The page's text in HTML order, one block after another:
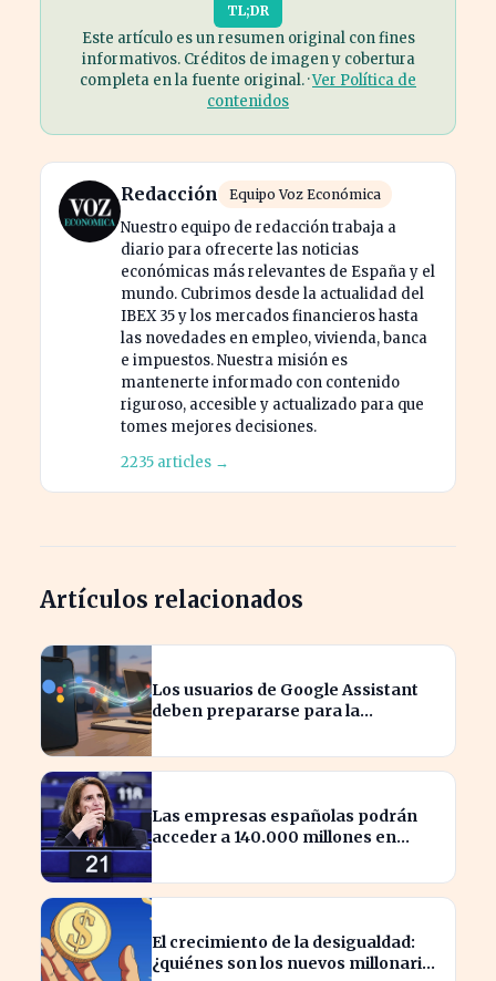
TL;DR
Este artículo es un resumen original con fines
informativos. Créditos de imagen y cobertura
completa en la fuente original. ·Ver Política de
contenidos
Redacción Equipo Voz Económica
Nuestro equipo de redacción trabaja a
diario para ofrecerte las noticias
económicas más relevantes de España y el
mundo. Cubrimos desde la actualidad del
IBEX 35 y los mercados financieros hasta
las novedades en empleo, vivienda, banca
e impuestos. Nuestra misión es
mantenerte informado con contenido
riguroso, accesible y actualizado para que
tomes mejores decisiones.
2235 articles →
Artículos relacionados
Los usuarios de Google Assistant
deben prepararse para la
dispositivos.
Las empresas españolas podrán
acceder a 140.000 millones en
El crecimiento de la desigualdad:
¿quiénes son los nuevos millonarios